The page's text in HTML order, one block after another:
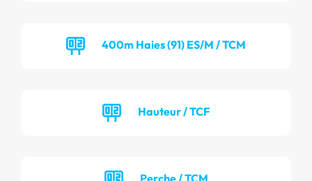
400m Haies (91) ES/M / TCM
Hauteur / TCF
Perche / TCM